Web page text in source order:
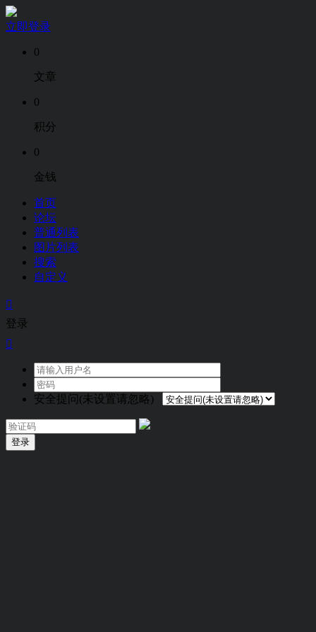
立即登录
0
文章
0
积分
0
金钱
首页
论坛
普通列表
图片列表
搜索
自定义

登录

安全提问(未设置请忽略)
登录